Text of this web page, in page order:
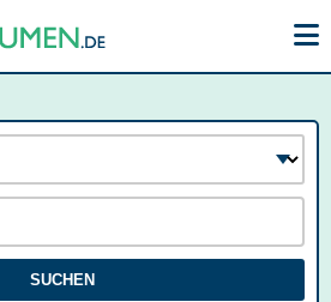
SUCHEN